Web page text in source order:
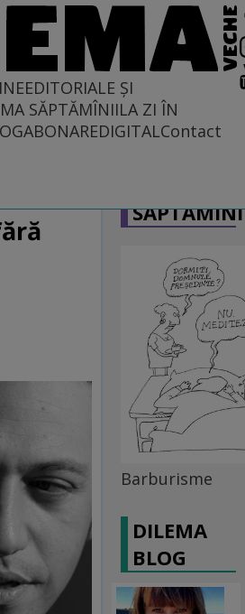
EDITORIALE ȘI
SĂPTĂMÎNIILA ZI ÎN
ABONAREDIGITALContact
Barburisme
DILEMA
BLOG